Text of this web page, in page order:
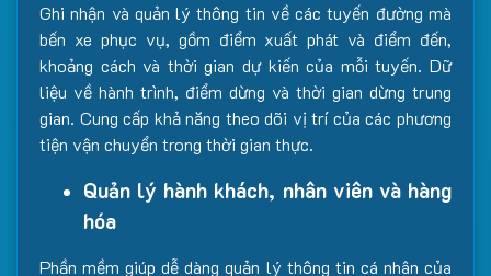
Ghi nhận và quản lý thông tin về các tuyến đường mà
bến xe phục vụ, gồm điểm xuất phát và điểm đến,
khoảng cách và thời gian dự kiến của mỗi tuyến. Dữ
liệu về hành trình, điểm dừng và thời gian dừng trung
gian. Cung cấp khả năng theo dõi vị trí của các phương
tiện vận chuyển trong thời gian thực.
Quản lý hành khách, nhân viên và hàng
hóa
Phần mềm giúp dễ dàng quản lý thông tin cá nhân của